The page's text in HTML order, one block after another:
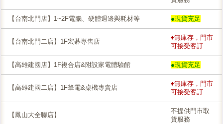
【台南北門店】1~2F電腦、硬體週邊與耗材等 ●現貨充足
【台南北門二店】1F宏碁專售店
♦無庫存，門市
可接受客訂
【高雄建國店】1F複合店&附設家電體驗館 ●現貨充足
【高雄建國二店】1F筆電&桌機專賣店
♦無庫存，門市
可接受客訂
【鳳山大全聯店】
不提供門市取
貨服務